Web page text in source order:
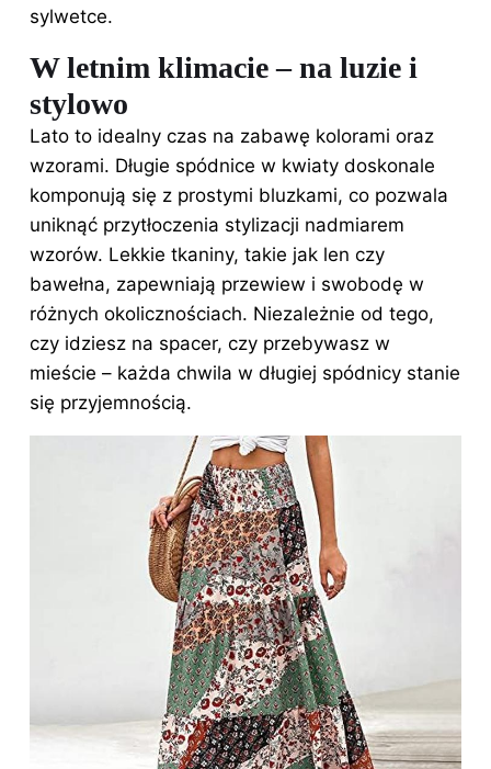
sylwetce.
W letnim klimacie – na luzie i
stylowo
Lato to idealny czas na zabawę kolorami oraz
wzorami. Długie spódnice w kwiaty doskonale
komponują się z prostymi bluzkami, co pozwala
uniknąć przytłoczenia stylizacji nadmiarem
wzorów. Lekkie tkaniny, takie jak len czy
bawełna, zapewniają przewiew i swobodę w
różnych okolicznościach. Niezależnie od tego,
czy idziesz na spacer, czy przebywasz w
mieście – każda chwila w długiej spódnicy stanie
się przyjemnością.